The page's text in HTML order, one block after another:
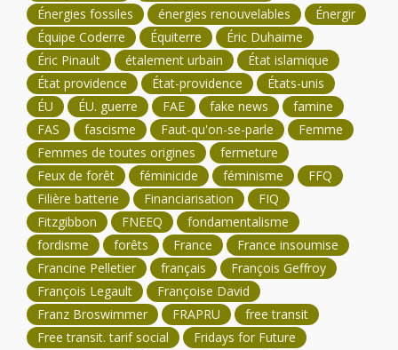
Énergies fossiles
énergies renouvelables
Énergir
Équipe Coderre
Équiterre
Éric Duhaime
Éric Pinault
étalement urbain
État islamique
État providence
État-providence
États-unis
ÉU
ÉU. guerre FAE fake news
famine
FAS
fascisme Faut-qu'on-se-parle
Femme
Femmes de toutes origines
fermeture
Feux de forêt
féminicide féminisme
FFQ
Filière batterie
Financiarisation
FIQ
Fitzgibbon
FNEEQ
fondamentalisme
fordisme
forêts France
France insoumise
Francine Pelletier
français
François Geffroy
François Legault
Françoise David
Franz Broswimmer
FRAPRU
free transit
Free transit. tarif social
Fridays for Future